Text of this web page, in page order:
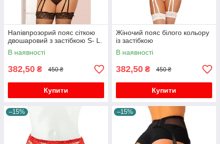
Напівпрозорий пояс сіткою
двошаровий з застібкою S- L.
В наявності
382,50 ₴ 450 ₴
Купити
Жіночий пояс білого кольору
із застібкою
В наявності
382,50 ₴ 450 ₴
Купити
–15% –15%